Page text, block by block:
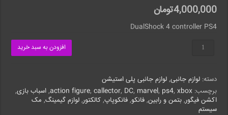
4,000,000تومان
DualShock 4 controller PS4
DualShock
Hi
copy
عدد
افزودن به سبد خرید
دسته:لوازم جانبی,لوازم جانبی پلی استیشن
برچسب:
action figure, callector, DC, marvel, ps4, xbox
,اسباب بازی,
اکشن فیگور,بتمن و رابین,فانکو,فانکوپاپ,کالکتور,لوازم گیمینگ, مک
سیستم